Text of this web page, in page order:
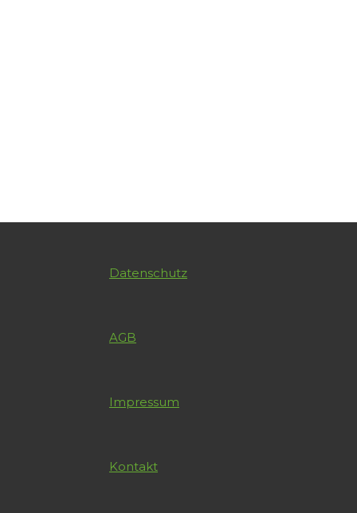
Datenschutz
AGB
Impressum
Kontakt